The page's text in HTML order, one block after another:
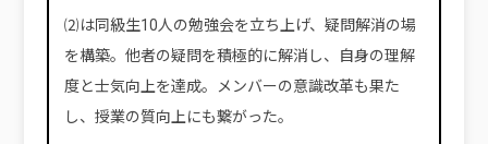
⑵は同級生10人の勉強会を立ち上げ、疑問解消の場
を構築。他者の疑問を積極的に解消し、自身の理解
度と士気向上を達成。メンバーの意識改革も果た
し、授業の質向上にも繋がった。